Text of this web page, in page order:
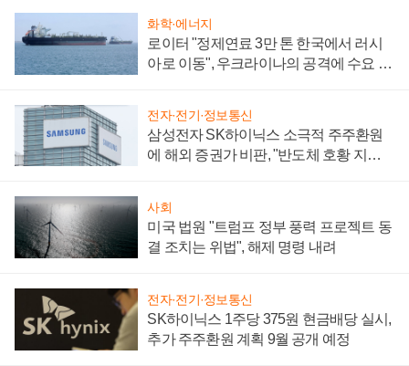
화학·에너지
로이터 "정제연료 3만 톤 한국에서 러시
아로 이동", 우크라이나의 공격에 수요 늘
전자·전기·정보통신
삼성전자 SK하이닉스 소극적 주주환원
에 해외 증권가 비판, "반도체 호황 지속
사회
미국 법원 "트럼프 정부 풍력 프로젝트 동
결 조치는 위법", 해제 명령 내려
전자·전기·정보통신
SK하이닉스 1주당 375원 현금배당 실시,
추가 주주환원 계획 9월 공개 예정